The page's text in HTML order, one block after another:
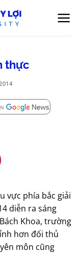
thực
vực phía bắc giải
diễn ra sáng
Khoa, trường
hơn đối thủ
môn cũng